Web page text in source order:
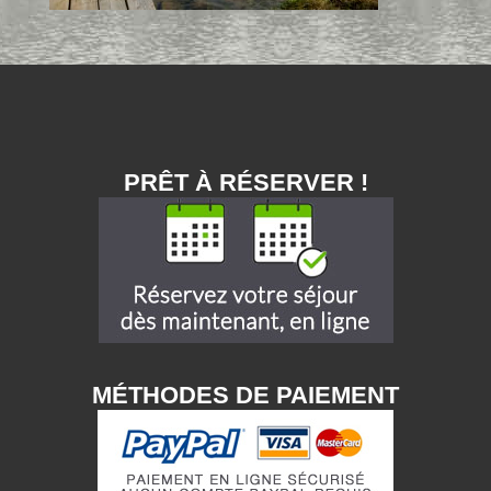
PRÊT À RÉSERVER !
MÉTHODES DE PAIEMENT